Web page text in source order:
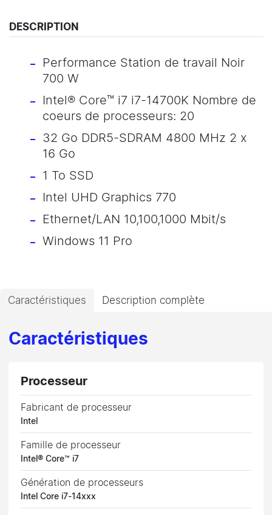
DESCRIPTION
Performance Station de travail Noir
700 W
Intel® Core™ i7 i7-14700K Nombre de
coeurs de processeurs: 20
32 Go DDR5-SDRAM 4800 MHz 2 x
16 Go
1 To SSD
Intel UHD Graphics 770
Ethernet/LAN 10,100,1000 Mbit/s
Windows 11 Pro
Caractéristiques Description complète
Caractéristiques
Processeur
Fabricant de processeur
Intel
Famille de processeur
Intel® Core™ i7
Génération de processeurs
Intel Core i7-14xxx